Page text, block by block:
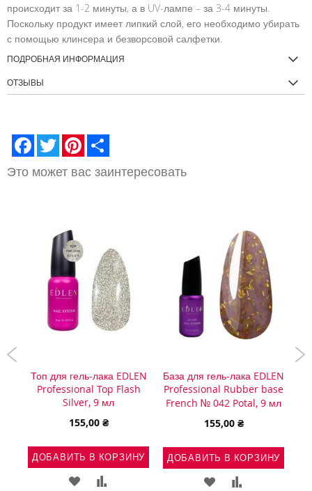
происходит за 1-2 минуты, а в UV-лампе – за 3-4 минуты.
Поскольку продукт имеет липкий слой, его необходимо убирать
с помощью клинсера и безворсовой салфетки.
ПОДРОБНАЯ ИНФОРМАЦИЯ
ОТЗЫВЫ
Facebook
Twitter Pinterest
Это может вас заинтересовать
Топ для гель-лака EDLEN
Professional Top Flash
Silver, 9 мл
155,00 ₴
ДОБАВИТЬ В КОРЗИНУ
ДОБАВИТЬ
База для гель-лака EDLEN
Professional Rubber base
French № 042 Potal, 9 мл
155,00 ₴
ДОБАВИТЬ В КОРЗИНУ
ДОБАВИТЬ